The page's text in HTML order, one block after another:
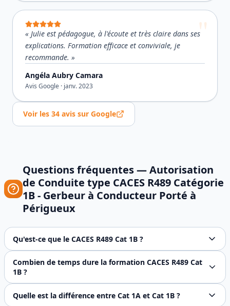
« Julie est pédagogue, à l'écoute et très claire dans ses
explications. Formation efficace et conviviale, je
recommande. »
Angéla Aubry Camara
Avis Google · janv. 2023
Voir les 34 avis sur Google
Questions fréquentes —Autorisation
de Conduite type CACES R489 Catégorie
1B - Gerbeur à Conducteur Porté à
Périgueux
Qu'est-ce que le CACES R489 Cat 1B ?
Le CACES R489 catégorie 1B couvre les gerbeurs à
Combien de temps dure la formation CACES R489 Cat
1B ?
La formation initiale CACES R489 catégorie 1B (gerbeur
Quelle est la différence entre Cat 1A et Cat 1B ?